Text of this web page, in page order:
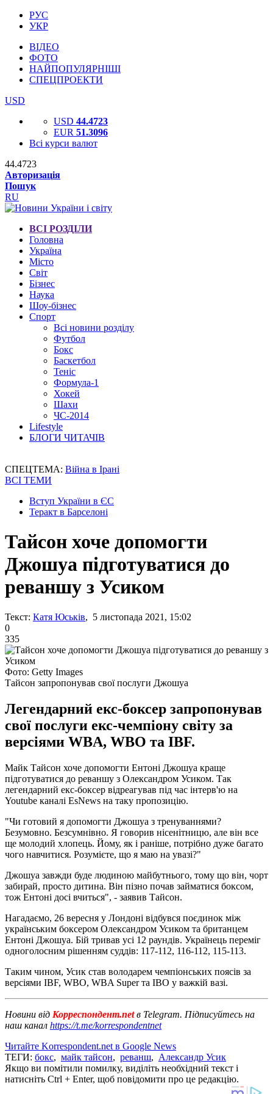
РУС
УКР
ВІДЕО
ФОТО
НАЙПОПУЛЯРНІШІ
СПЕЦПРОЕКТИ
USD
USD 44.4723
EUR 51.3096
Всі курси валют
44.4723
Авторизація
Пошук
RU
ВСІ РОЗДІЛИ
Головна
Україна
Місто
Світ
Бізнес
Наука
Шоу-бізнес
Спорт
Всі новини розділу
Футбол
Бокс
Баскетбол
Теніс
Формула-1
Хокей
Шахи
ЧС-2014
Lifestyle
БЛОГИ ЧИТАЧІВ
СПЕЦТЕМА: Війна в Ірані
ВСІ ТЕМИ
Вступ України в ЄС
Теракт в Барселоні
Тайсон хоче допомогти
Джошуа підготуватися до
реваншу з Усиком
Текст: Катя Юськів, 5 листопада 2021, 15:02
0
335
Фото: Getty Images
Тайсон запропонував свої послуги Джошуа
Легендарний екс-боксер запропонував
свої послуги екс-чемпіону світу за
версіями WBA, WBO та IBF.
Майк Тайсон хоче допомогти Ентоні Джошуа краще
підготуватися до реваншу з Олександром Усиком. Так
легендарний екс-боксер відреагував під час інтерв'ю на
Youtube каналі EsNews на таку пропозицію.
"Чи готовий я допомогти Джошуа з тренуваннями?
Безумовно. Безсумнівно. Я говорив нісенітницю, але він все
ще молодий хлопець. Йому, як і раніше, потрібно дуже багато
чого навчитися. Розумієте, що я маю на увазі?"
Джошуа завжди буде людиною майбутнього, тому що він, чорт
забирай, просто дитина. Він пізно почав займатися боксом,
тож Ентоні досі вчиться", - заявив Тайсон.
Нагадаємо, 26 вересня у Лондоні відбувся поєдинок між
українським боксером Олександром Усиком та британцем
Ентоні Джошуа. Бій тривав усі 12 раундів. Українець переміг
одноголосним рішенням суддів: 117-112, 116-112, 115-113.
Таким чином, Усик став володарем чемпіонських поясів за
версіями IBF, WBO, WBA Super та IBO у важкій вазі.
Новини від Корреспондент.netв Telegram. Підписуйтесь на
наш канал https://t.me/korrespondentnet
Читайте Korrespondent.net в Google News
ТЕГИ: бокс, майк тайсон, реванш, Александр Усик
Якщо ви помітили помилку, виділіть необхідний текст і
натисніть Ctrl + Enter, щоб повідомити про це редакцію.